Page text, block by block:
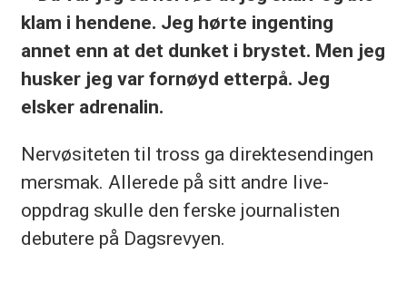
klam i hendene. Jeg hørte ingenting
annet enn at det dunket i brystet. Men jeg
husker jeg var fornøyd etterpå. Jeg
elsker adrenalin.
Nervøsiteten til tross ga direktesendingen
mersmak. Allerede på sitt andre live-
oppdrag skulle den ferske journalisten
debutere på Dagsrevyen.